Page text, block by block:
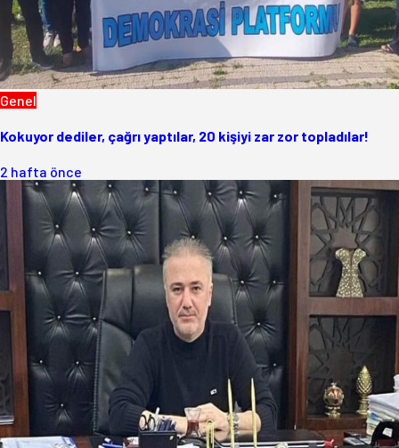
Genel
Kokuyor dediler, çağrı yaptılar, 20 kişiyi zar zor topladılar!
2 hafta önce